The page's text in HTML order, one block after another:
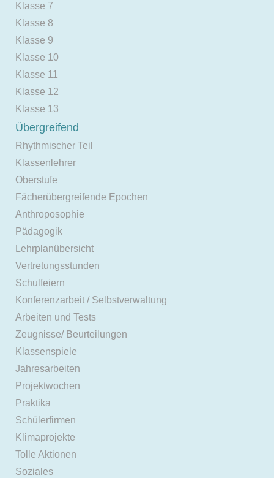
Klasse 7
Klasse 8
Klasse 9
Klasse 10
Klasse 11
Klasse 12
Klasse 13
Übergreifend
Rhythmischer Teil
Klassenlehrer
Oberstufe
Fächerübergreifende Epochen
Anthroposophie
Pädagogik
Lehrplanübersicht
Vertretungsstunden
Schulfeiern
Konferenzarbeit / Selbstverwaltung
Arbeiten und Tests
Zeugnisse/ Beurteilungen
Klassenspiele
Jahresarbeiten
Projektwochen
Praktika
Schülerfirmen
Klimaprojekte
Tolle Aktionen
Soziales